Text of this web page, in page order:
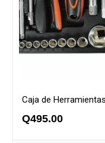
Caja de
Q495.00